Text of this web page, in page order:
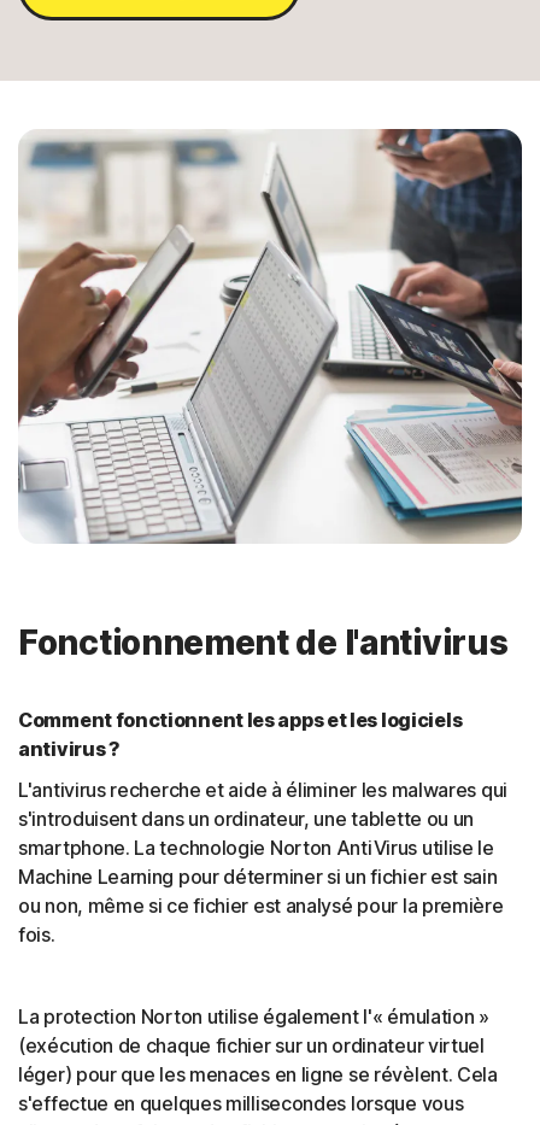
Fonctionnement de l'antivirus
Comment fonctionnent les apps et les logiciels
antivirus ?
L'antivirus recherche et aide à éliminer les malwares qui
s'introduisent dans un ordinateur, une tablette ou un
smartphone. La technologie Norton AntiVirus utilise le
Machine Learning pour déterminer si un fichier est sain
ou non, même si ce fichier est analysé pour la première
fois.
La protection Norton utilise également l'« émulation »
(exécution de chaque fichier sur un ordinateur virtuel
léger) pour que les menaces en ligne se révèlent. Cela
s'effectue en quelques millisecondes lorsque vous